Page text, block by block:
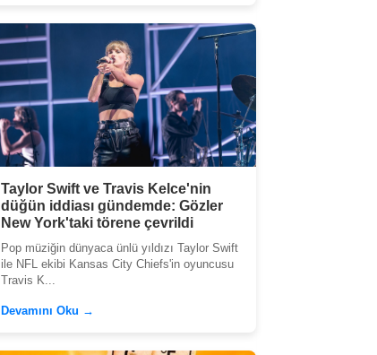
Taylor Swift ve Travis Kelce'nin
düğün iddiası gündemde: Gözler
New York'taki törene çevrildi
Pop müziğin dünyaca ünlü yıldızı Taylor Swift
ile NFL ekibi Kansas City Chiefs'in oyuncusu
Travis K...
Devamını Oku →